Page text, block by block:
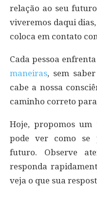
relação ao seu
viveremos daqui
coloca em contato
Cada pessoa
maneiras, sem
cabe a nossa
caminho correto
Hoje, propomos um
pode ver como se
futuro. Observe
responda
veja o que sua